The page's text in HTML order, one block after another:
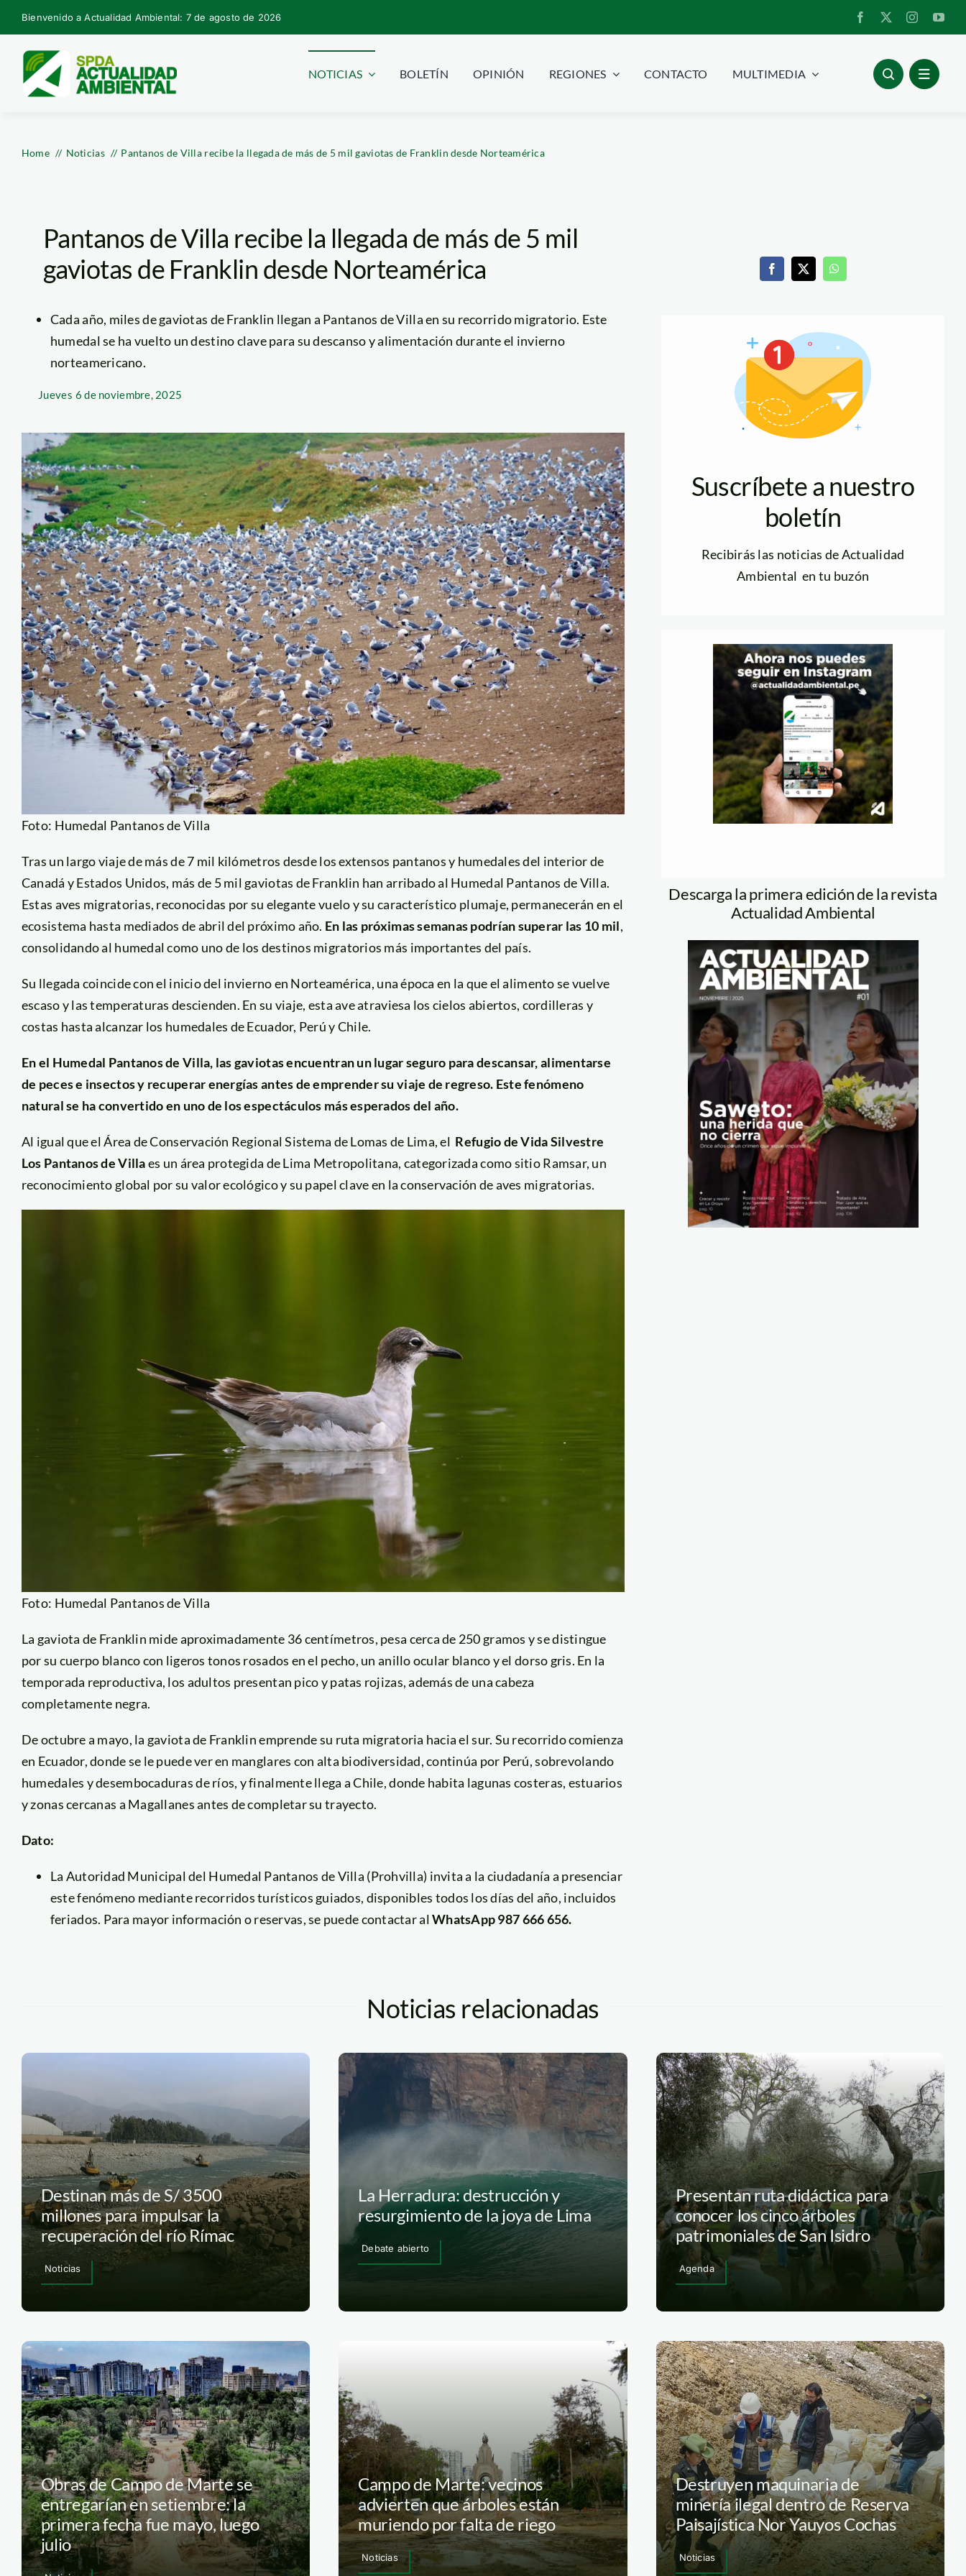
Skip
to
content
Bienvenido a Actualidad Ambiental: 7 de agosto de 2026
NOTICIAS BOLETÍN OPINIÓN REGIONES CONTACTO MULTIMEDIA
Home Noticias Pantanos de Villa recibe la llegada de más de 5 mil gaviotas de Franklin desde Norteamérica
Pantanos de Villa recibe la llegada de más de 5 mil
gaviotas de Franklin desde Norteamérica
Cada año, miles de gaviotas de Franklin llegan a Pantanos de Villa en su recorrido migratorio. Este
humedal se ha vuelto un destino clave para su descanso y alimentación durante el invierno
norteamericano.
Jueves 6 de noviembre, 2025
Foto: Humedal Pantanos de Villa
Tras un largo viaje de más de 7 mil kilómetros desde los extensos pantanos y humedales del interior de
Canadá y Estados Unidos, más de 5 mil gaviotas de Franklin han arribado al Humedal Pantanos de Villa.
Estas aves migratorias, reconocidas por su elegante vuelo y su característico plumaje, permanecerán en el
ecosistema hasta mediados de abril del próximo año. En las próximas semanas podrían superar las 10 mil,
consolidando al humedal como uno de los destinos migratorios más importantes del país.
Su llegada coincide con el inicio del invierno en Norteamérica, una época en la que el alimento se vuelve
escaso y las temperaturas descienden. En su viaje, esta ave atraviesa los cielos abiertos, cordilleras y
costas hasta alcanzar los humedales de Ecuador, Perú y Chile.
En el Humedal Pantanos de Villa, las gaviotas encuentran un lugar seguro para descansar, alimentarse
de peces e insectos y recuperar energías antes de emprender su viaje de regreso. Este fenómeno
natural se ha convertido en uno de los espectáculos más esperados del año.
Al igual que el Área de Conservación Regional Sistema de Lomas de Lima, el Refugio de Vida Silvestre
Los Pantanos de Villaes un área protegida de Lima Metropolitana, categorizada como sitio Ramsar, un
reconocimiento global por su valor ecológico y su papel clave en la conservación de aves migratorias.
Foto: Humedal Pantanos de Villa
La gaviota de Franklin mide aproximadamente 36 centímetros, pesa cerca de 250 gramos y se distingue
por su cuerpo blanco con ligeros tonos rosados en el pecho, un anillo ocular blanco y el dorso gris. En la
temporada reproductiva, los adultos presentan pico y patas rojizas, además de una cabeza
completamente negra.
De octubre a mayo, la gaviota de Franklin emprende su ruta migratoria hacia el sur. Su recorrido comienza
en Ecuador, donde se le puede ver en manglares con alta biodiversidad, continúa por Perú, sobrevolando
humedales y desembocaduras de ríos, y finalmente llega a Chile, donde habita lagunas costeras, estuarios
y zonas cercanas a Magallanes antes de completar su trayecto.
Dato:
La Autoridad Municipal del Humedal Pantanos de Villa (Prohvilla) invita a la ciudadanía a presenciar
este fenómeno mediante recorridos turísticos guiados, disponibles todos los días del año, incluidos
feriados. Para mayor información o reservas, se puede contactar alWhatsApp 987 666 656.
Suscríbete a nuestro
boletín
Recibirás las noticias de Actualidad
Ambiental en tu buzón
Descarga la primera edición de la revista
Actualidad Ambiental
Noticias relacionadas
Destinan más de S/ 3500
millones para impulsar la
recuperación del río Rímac
Noticias
La Herradura: destrucción y
resurgimiento de la joya de Lima
Debate abierto
Presentan ruta didáctica para
conocer los cinco árboles
patrimoniales de San Isidro
Agenda
Obras de Campo de Marte se
entregarían en setiembre: la
primera fecha fue mayo, luego
julio
Campo de Marte: vecinos
advierten que árboles están
muriendo por falta de riego
Noticias
Destruyen maquinaria de
minería ilegal dentro de Reserva
Paisajística Nor Yauyos Cochas
Noticias